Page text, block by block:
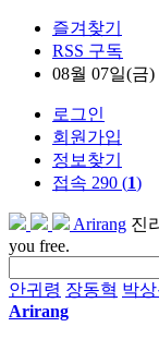
즐겨찾기
RSS 구독
08월 07일(금)
로그인
회원가입
정보찾기
접속 290 (1)
Arirang 진
you free.
안귀령 장동혁 박
Arirang